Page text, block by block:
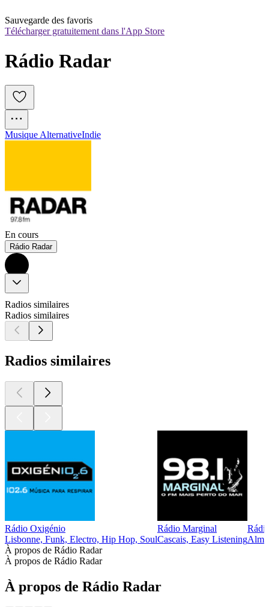
Sauvegarde des favoris
Télécharger gratuitement dans l'App Store
Rádio Radar
Musique AlternativeIndie
En cours
Rádio Radar
Radios similaires
Radios similaires
Radios similaires
Rádio Oxigénio
Lisbonne, Funk, Electro, Hip Hop, Soul
Rádio Marginal
Cascais, Easy Listening
À propos de Rádio Radar
À propos de Rádio Radar
À propos de Rádio Radar